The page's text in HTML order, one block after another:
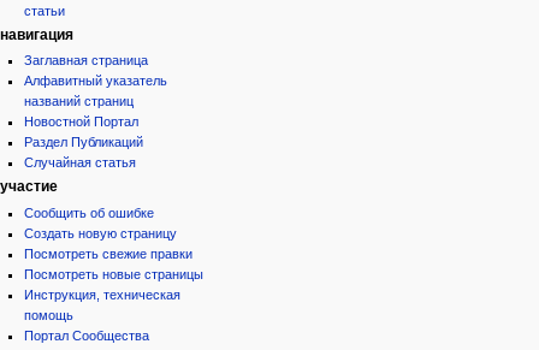
статьи
навигация
Заглавная страница
Алфавитный указатель
названий страниц
Новостной Портал
Раздел Публикаций
Случайная статья
участие
Сообщить об ошибке
Создать новую страницу
Посмотреть свежие правки
Посмотреть новые страницы
Инструкция, техническая
помощь
Портал Сообщества